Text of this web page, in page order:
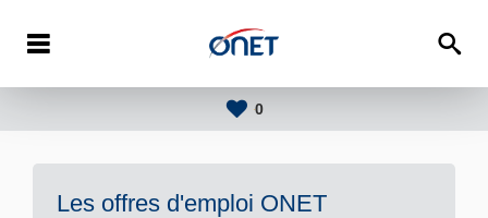
0
Les offres d'emploi ONET